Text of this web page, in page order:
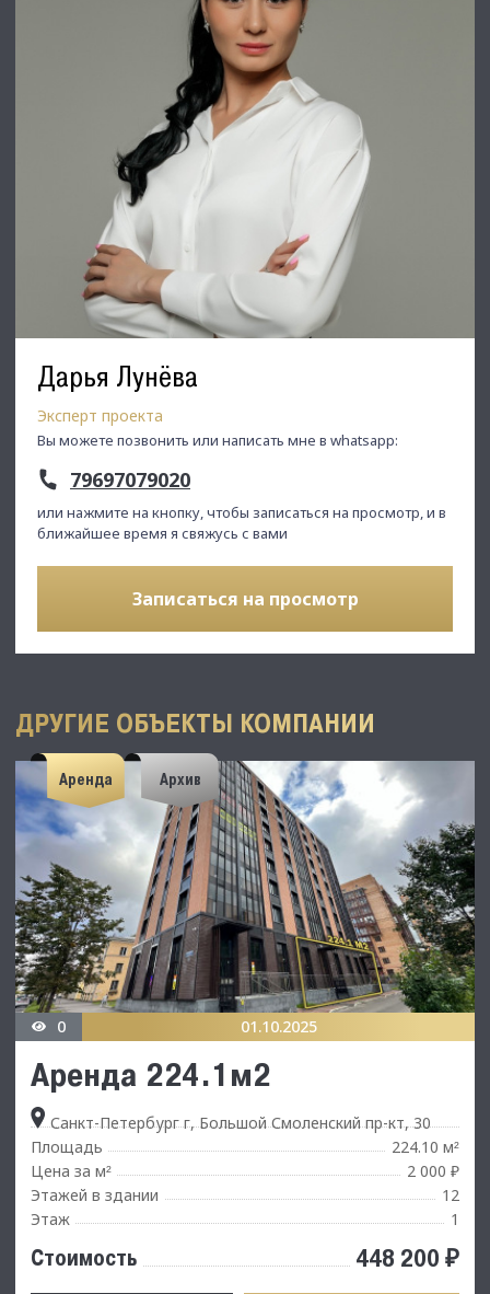
Дарья Лунёва
Эксперт проекта
Вы можете позвонить или написать мне в whatsapp:
79697079020
или нажмите на кнопку, чтобы записаться на просмотр, и в
ближайшее время я свяжусь с вами
Записаться на просмотр
ДРУГИЕ ОБЪЕКТЫ КОМПАНИИ
Аренда Архив
0 01.10.2025
Аренда 224.1м2
Санкт-Петербург г, Большой Смоленский пр-кт, 30
Площадь
224.10 м²
Цена за м²
2 000 ₽
Этажей в здании
12
Этаж
1
Стоимость 448 200 ₽